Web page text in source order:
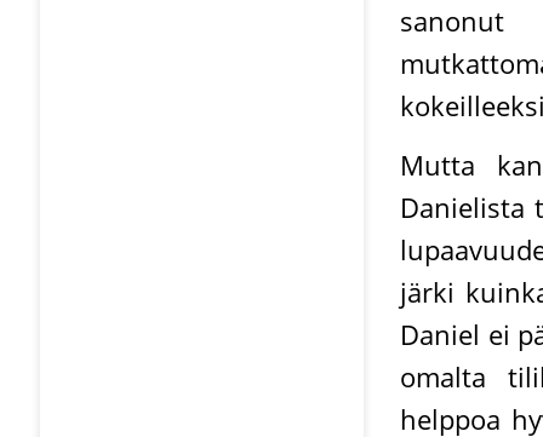
Mutta
Danielista
järki
Daniel ei
omalta
helppoa